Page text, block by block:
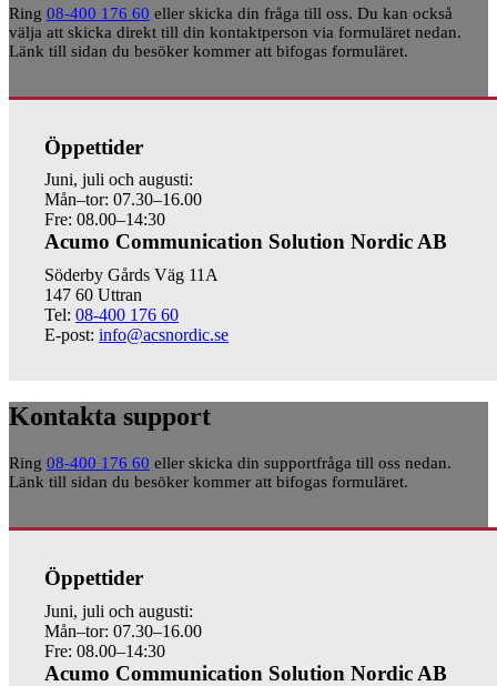
Ring 08-400 176 60 eller skicka din fråga till oss. Du kan också
välja att skicka direkt till din kontaktperson via formuläret nedan.
Länk till sidan du besöker kommer att bifogas formuläret.
Öppettider
Juni, juli och augusti:
Mån–tor: 07.30–16.00
Fre: 08.00–14:30
Acumo Communication Solution Nordic AB
Söderby Gårds Väg 11A
147 60 Uttran
Tel: 08-400 176 60
E-post: info@acsnordic.se
Kontakta support
Ring 08-400 176 60 eller skicka din supportfråga till oss nedan.
Länk till sidan du besöker kommer att bifogas formuläret.
Öppettider
Juni, juli och augusti:
Mån–tor: 07.30–16.00
Fre: 08.00–14:30
Acumo Communication Solution Nordic AB